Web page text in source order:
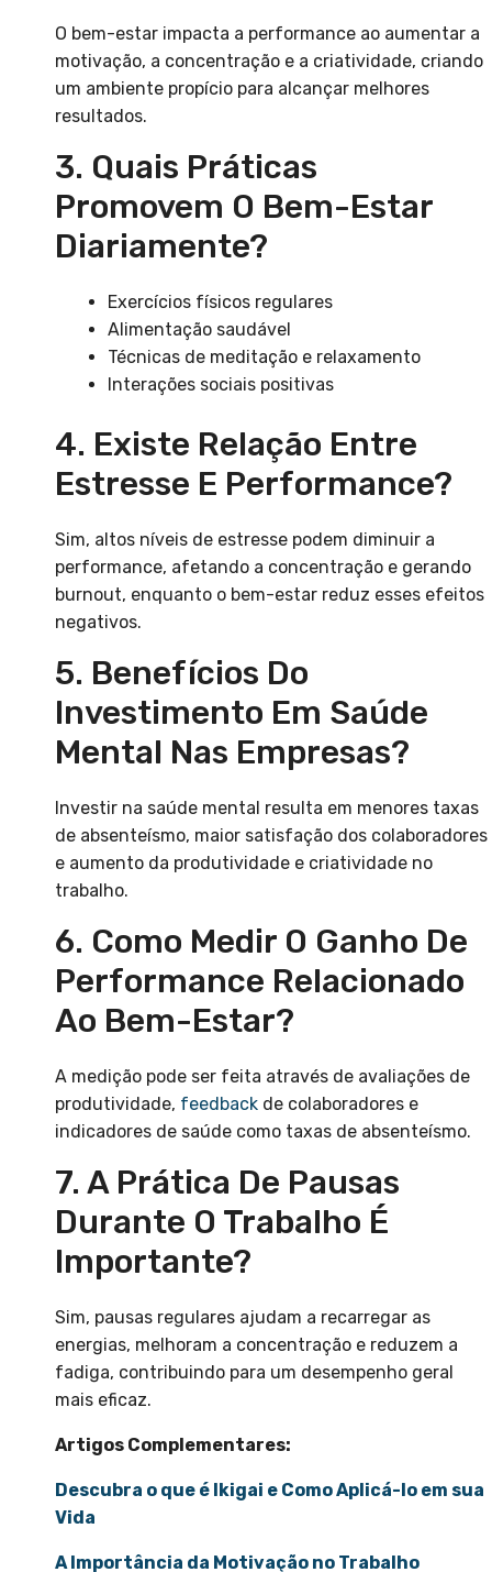
O bem-estar impacta a performance ao aumentar a
motivação, a concentração e a criatividade, criando
um ambiente propício para alcançar melhores
resultados.
3. Quais Práticas
Promovem O Bem-Estar
Diariamente?
Exercícios físicos regulares
Alimentação saudável
Técnicas de meditação e relaxamento
Interações sociais positivas
4. Existe Relação Entre
Estresse E Performance?
Sim, altos níveis de estresse podem diminuir a
performance, afetando a concentração e gerando
burnout, enquanto o bem-estar reduz esses efeitos
negativos.
5. Benefícios Do
Investimento Em Saúde
Mental Nas Empresas?
Investir na saúde mental resulta em menores taxas
de absenteísmo, maior satisfação dos colaboradores
e aumento da produtividade e criatividade no
trabalho.
6. Como Medir O Ganho De
Performance Relacionado
Ao Bem-Estar?
A medição pode ser feita através de avaliações de
produtividade, feedback de colaboradores e
indicadores de saúde como taxas de absenteísmo.
7. A Prática De Pausas
Durante O Trabalho É
Importante?
Sim, pausas regulares ajudam a recarregar as
energias, melhoram a concentração e reduzem a
fadiga, contribuindo para um desempenho geral
mais eficaz.
Artigos Complementares:
Descubra o que é Ikigai e Como Aplicá-lo em sua
Vida
A Importância da Motivação no Trabalho